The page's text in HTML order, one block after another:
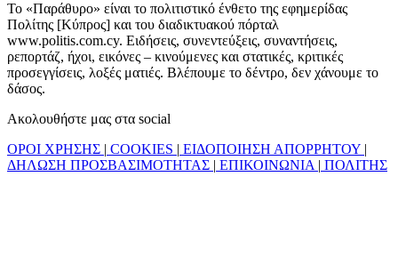
Το «Παράθυρο» είναι το πολιτιστικό ένθετο της εφημερίδας
Πολίτης [Κύπρος] και του διαδικτυακού πόρταλ
www.politis.com.cy. Ειδήσεις, συνεντεύξεις, συναντήσεις,
ρεπορτάζ, ήχοι, εικόνες – κινούμενες και στατικές, κριτικές
προσεγγίσεις, λοξές ματιές. Βλέπουμε το δέντρο, δεν χάνουμε το
δάσος.
Ακολουθήστε μας στα social
ΟΡΟΙ ΧΡΗΣΗΣ | COOKIES | ΕΙΔΟΠΟΙΗΣΗ ΑΠΟΡΡΗΤΟΥ |
ΔΗΛΩΣΗ ΠΡΟΣΒΑΣΙΜΟΤΗΤΑΣ | ΕΠΙΚΟΙΝΩΝΙΑ | ΠΟΛΙΤΗΣ